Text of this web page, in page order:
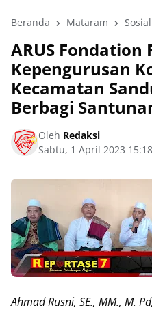
Beranda Mataram Sosial
ARUS Fondation
Kepengurusan
Kecamatan
Berbagi
Oleh Redaksi
Sabtu, 1 April 2023
Ahmad Rusni, SE., MM., M.